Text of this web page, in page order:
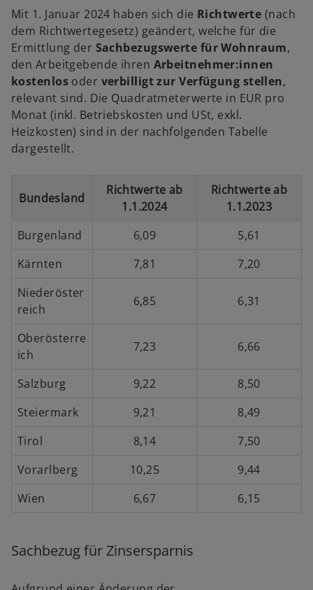
Mit 1. Januar 2024 haben sich die Richtwerte (nach
dem Richtwertegesetz) geändert, welche für die
Ermittlung der Sachbezugswerte für Wohnraum,
den Arbeitgebende ihren Arbeitnehmer:innen
kostenlosoder verbilligt zur Verfügung stellen,
relevant sind. Die Quadratmeterwerte in EUR pro
Monat (inkl. Betriebskosten und USt, exkl.
Heizkosten) sind in der nachfolgenden Tabelle
dargestellt.
Bundesland
Richtwerte ab
1.1.2024
Richtwerte ab
1.1.2023
Burgenland
6,09
5,61
Kärnten
7,81
7,20
Niederöster
reich
6,85 6,31
Oberösterre
ich
7,23 6,66
Salzburg 9,22
8,50
Steiermark
9,21
8,49
Tirol
8,14
7,50
Vorarlberg
10,25
9,44
Wien
6,67 6,15
Sachbezug für Zinsersparnis